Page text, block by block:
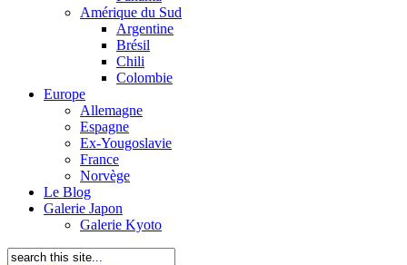
Amérique du Sud
Argentine
Brésil
Chili
Colombie
Europe
Allemagne
Espagne
Ex-Yougoslavie
France
Norvège
Le Blog
Galerie Japon
Galerie Kyoto